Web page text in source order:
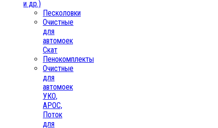
и др.)
Песколовки
Очистные
для
автомоек
Скат
Пенокомплекты
Очистные
для
автомоек
УКО,
АРОС,
Поток
для